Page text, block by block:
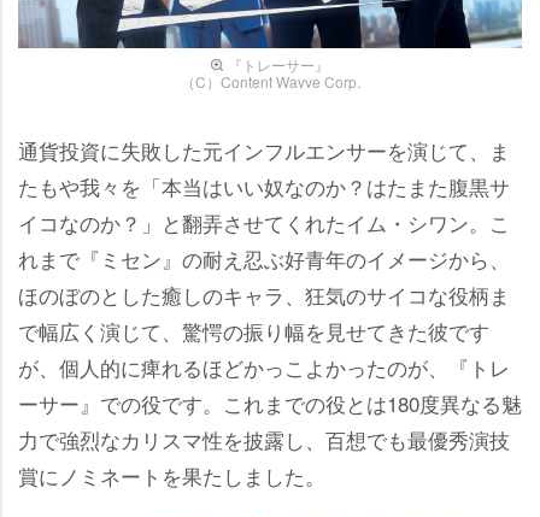
『トレーサー』
（C）Content Wavve Corp.
通貨投資に失敗した元インフルエンサーを演じて、ま
たもや我々を「本当はいい奴なのか？はたまた腹黒サ
イコなのか？」と翻弄させてくれたイム・シワン。こ
れまで『ミセン』の耐え忍ぶ好青年のイメージから、
ほのぼのとした癒しのキャラ、狂気のサイコな役柄ま
で幅広く演じて、驚愕の振り幅を見せてきた彼です
が、個人的に痺れるほどかっこよかったのが、『トレ
ーサー』での役です。これまでの役とは180度異なる魅
力で強烈なカリスマ性を披露し、百想でも最優秀演技
賞にノミネートを果たしました。